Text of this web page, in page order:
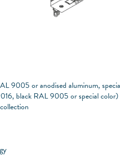
9005 or anodised aluminum,
black RAL 9005 or special color)